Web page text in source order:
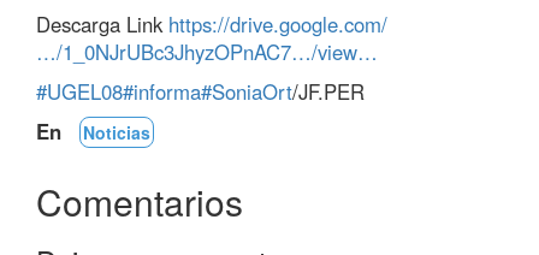
Descarga Link https://drive.google.com/
…/1_0NJrUBc3JhyzOPnAC7…/view…
#UGEL08#informa#SoniaOrt/JF.PER
En
Noticias
Comentarios